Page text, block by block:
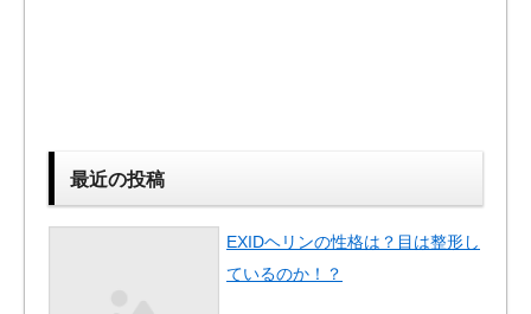
最近の投稿
EXIDヘリンの性格は？目は整形し
ているのか！？